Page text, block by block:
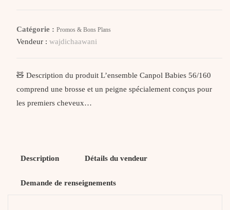
BEBE
Catégorie : Promos & Bons Plans
Vendeur : wajdichaawani
🧸 Description du produit L’ensemble Canpol Babies 56/160
comprend une brosse et un peigne spécialement conçus pour
les premiers cheveux…
Description Détails du vendeur
Demande de renseignements